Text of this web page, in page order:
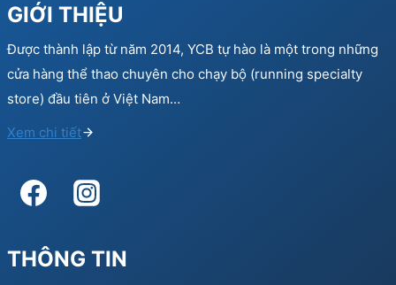
GIỚI THIỆU
Được thành lập từ năm 2014, YCB tự hào là một trong những
cửa hàng thể thao chuyên cho chạy bộ (running specialty
store) đầu tiên ở Việt Nam…
Xem chi tiết
THÔNG TIN